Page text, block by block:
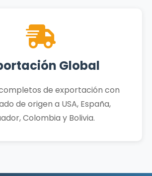
Global
de exportación con
de origen a USA, España,
Colombia y Bolivia.